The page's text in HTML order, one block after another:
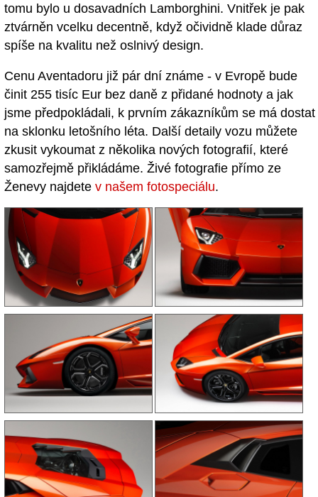
tomu bylo u dosavadních Lamborghini. Vnitřek je pak
ztvárněn vcelku decentně, když očividně klade důraz
spíše na kvalitu než oslnivý design.
Cenu Aventadoru již pár dní známe - v Evropě bude
činit 255 tisíc Eur bez daně z přidané hodnoty a jak
jsme předpokládali, k prvním zákazníkům se má dostat
na sklonku letošního léta. Další detaily vozu můžete
zkusit vykoumat z několika nových fotografií, které
samozřejmě přikládáme. Živé fotografie přímo ze
Ženevy najdete v našem fotospeciálu.